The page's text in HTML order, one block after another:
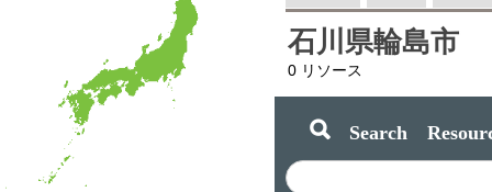
石川県輪島市
0 リソース
Search